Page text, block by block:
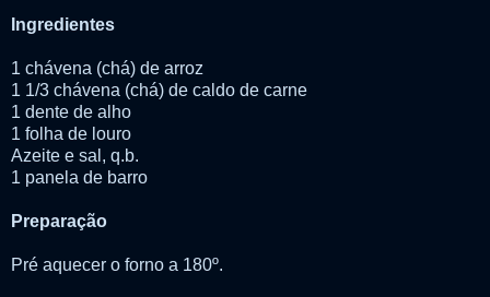
Ingredientes
1 chávena (chá) de arroz
1 1/3 chávena (chá) de caldo de carne
1 dente de alho
1 folha de louro
Azeite e sal, q.b.
1 panela de barro
Preparação
Pré aquecer o forno a 180º.